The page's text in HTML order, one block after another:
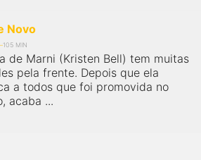
Novo
105 MIN
de Marni (Kristen Bell) tem muitas
pela frente. Depois que ela
a todos que foi promovida no
acaba ...